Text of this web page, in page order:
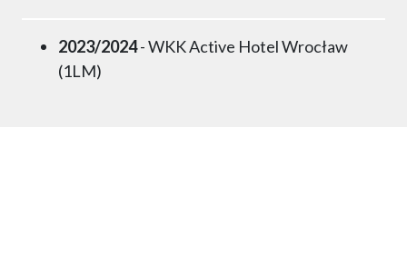
2023/2024- WKK Active Hotel Wrocław
(1LM)